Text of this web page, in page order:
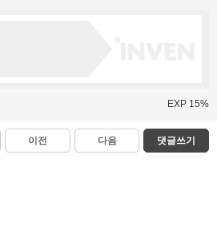
EXP 15%
이전 다음 댓글쓰기